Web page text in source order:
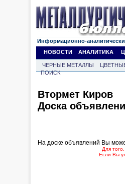
Информационно-
НОВОСТИ
АНАЛИТИКА
ЧЕРНЫЕ МЕТАЛЛЫ
ПОИСК
Втормет Киров
Доска
На доске объявлений Вы
Для
Если Вы